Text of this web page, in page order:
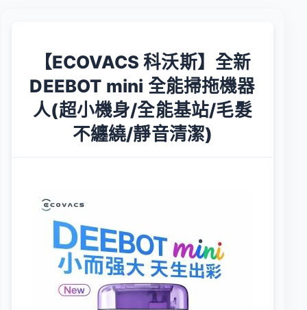
【ECOVACS 科沃斯】全新
DEEBOT mini 全能掃拖機器
人(超小機身/全能基站/毛髮
不纏繞/靜音清潔)